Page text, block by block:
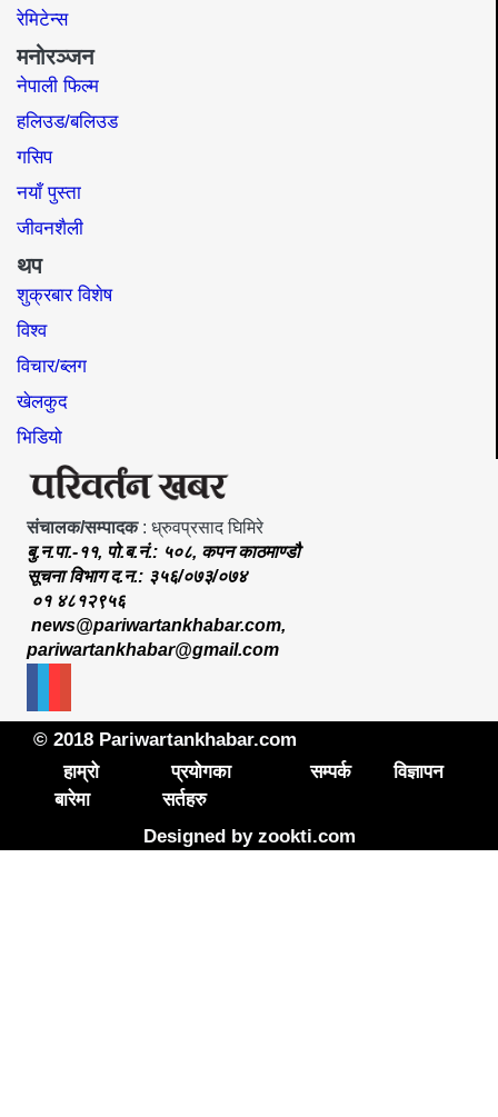
रेमिटेन्स
मनोरञ्जन
नेपाली फिल्म
हलिउड/बलिउड
गसिप
नयाँ पुस्ता
जीवनशैली
थप
शुक्रबार विशेष
विश्व
विचार/ब्लग
खेलकुद
भिडियो
संचालक/सम्पादक: ध्रुवप्रसाद घिमिरे
बु.न.पा.-११, पो.ब.नं.: ५०८, कपन काठमाण्डौ
सूचना विभाग द.न.: ३५६/०७३/०७४
०१ ४८१२९५६
news@pariwartankhabar.com,
pariwartankhabar@gmail.com
© 2018 Pariwartankhabar.com
हाम्रो
बारेमा
प्रयोगका
सर्तहरु
सम्पर्क विज्ञापन
Designed by zookti.com